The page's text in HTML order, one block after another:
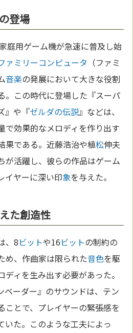
登場
庭用ゲーム機が急速に普及し始
ァミリーコンピュータ （ファミ
音楽の発展において大きな役割
。この時代に登場した『スーパ
』や『ゼルダの伝説』などは、
で効果的なメロディを作り出す
果である。近藤浩治や植松伸夫
が活躍し、彼らの作品はゲーム
イヤーに深い印象を与えた。
た創造性
、8ビットや16ビットの制約の
め、作曲家は限られた音色を駆
ィを生み出す必要があった。
ベーダー』のサウンドは、テン
ことで、プレイヤーの緊張感を
いた。このような工夫によっ